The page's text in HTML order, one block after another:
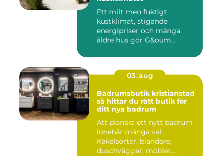
Ett milt men fuktigt
kustklimat, stigande
energipriser och många
äldre hus gör G&oum...
03. aug
Badrumsbutik kristianstad
så hittar du rätt butik för
ditt nya badrum
Att planera ett nytt badrum
innebär många val.
Kakelsorter, blandare,
duschväggar, möbler,